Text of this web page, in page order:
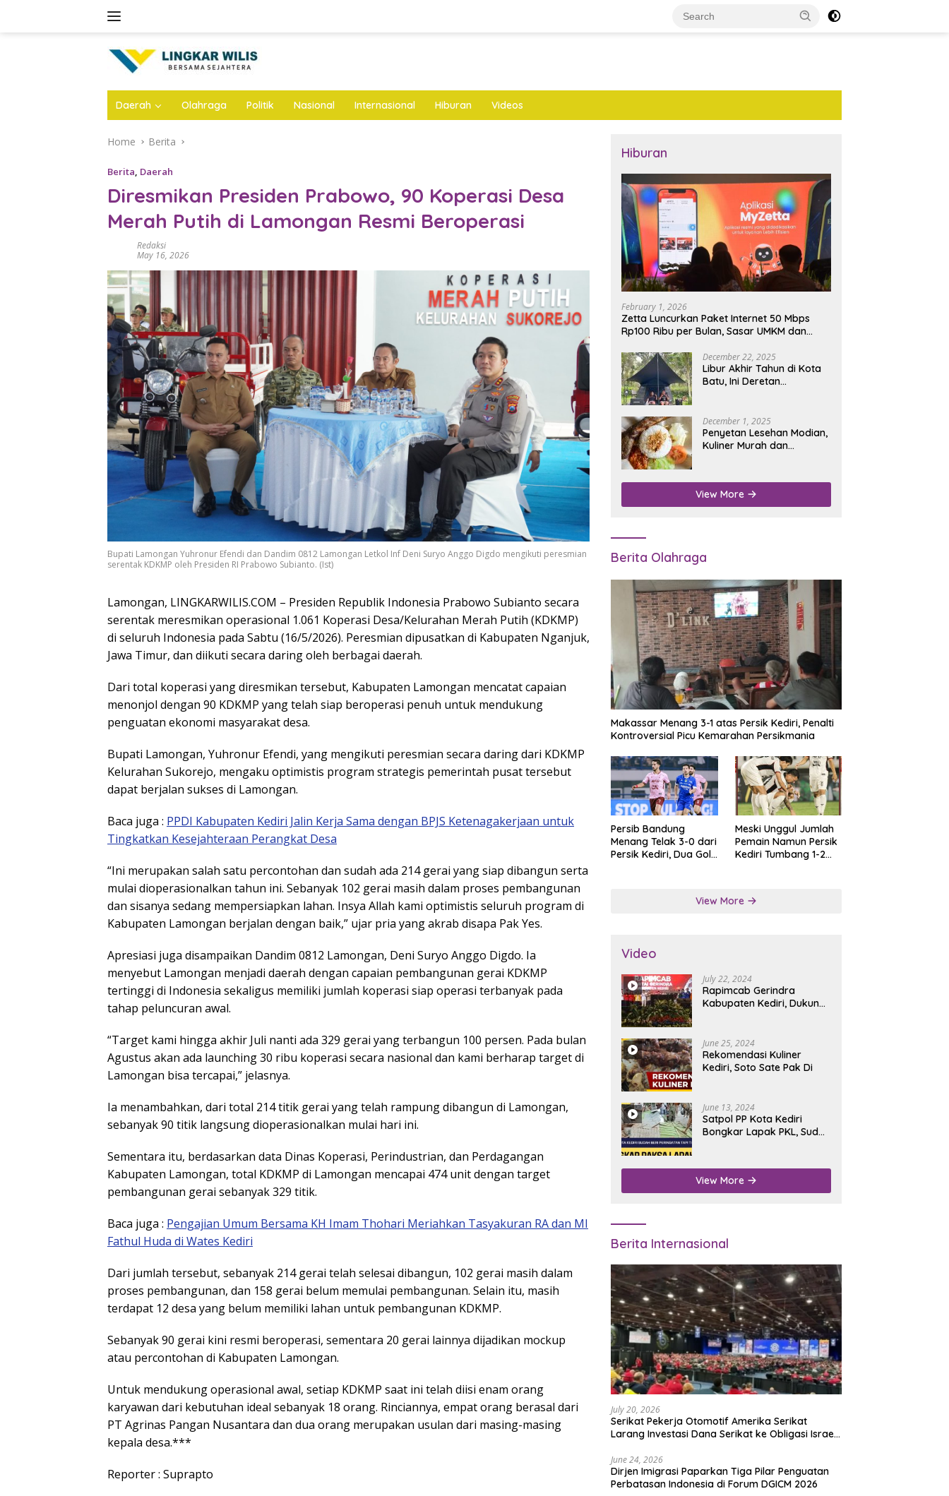
Daerah Olahraga Politik Nasional Internasional Hiburan Videos
Home Berita
Berita, Daerah
Diresmikan Presiden Prabowo, 90 Koperasi Desa
Merah Putih di Lamongan Resmi Beroperasi
Redaksi
May 16, 2026
Bupati Lamongan Yuhronur Efendi dan Dandim 0812 Lamongan Letkol Inf Deni Suryo Anggo Digdo mengikuti peresmian
serentak KDKMP oleh Presiden RI Prabowo Subianto. (Ist)
Lamongan, LINGKARWILIS.COM – Presiden Republik Indonesia Prabowo Subianto secara
serentak meresmikan operasional 1.061 Koperasi Desa/Kelurahan Merah Putih (KDKMP)
di seluruh Indonesia pada Sabtu (16/5/2026). Peresmian dipusatkan di Kabupaten Nganjuk,
Jawa Timur, dan diikuti secara daring oleh berbagai daerah.
Dari total koperasi yang diresmikan tersebut, Kabupaten Lamongan mencatat capaian
menonjol dengan 90 KDKMP yang telah siap beroperasi penuh untuk mendukung
penguatan ekonomi masyarakat desa.
Bupati Lamongan, Yuhronur Efendi, yang mengikuti peresmian secara daring dari KDKMP
Kelurahan Sukorejo, mengaku optimistis program strategis pemerintah pusat tersebut
dapat berjalan sukses di Lamongan.
Baca juga : PPDI Kabupaten Kediri Jalin Kerja Sama dengan BPJS Ketenagakerjaan untuk
Tingkatkan Kesejahteraan Perangkat Desa
“Ini merupakan salah satu percontohan dan sudah ada 214 gerai yang siap dibangun serta
mulai dioperasionalkan tahun ini. Sebanyak 102 gerai masih dalam proses pembangunan
dan sisanya sedang mempersiapkan lahan. Insya Allah kami optimistis seluruh program di
Kabupaten Lamongan berjalan dengan baik,” ujar pria yang akrab disapa Pak Yes.
Apresiasi juga disampaikan Dandim 0812 Lamongan, Deni Suryo Anggo Digdo. Ia
menyebut Lamongan menjadi daerah dengan capaian pembangunan gerai KDKMP
tertinggi di Indonesia sekaligus memiliki jumlah koperasi siap operasi terbanyak pada
tahap peluncuran awal.
“Target kami hingga akhir Juli nanti ada 329 gerai yang terbangun 100 persen. Pada bulan
Agustus akan ada launching 30 ribu koperasi secara nasional dan kami berharap target di
Lamongan bisa tercapai,” jelasnya.
Ia menambahkan, dari total 214 titik gerai yang telah rampung dibangun di Lamongan,
sebanyak 90 titik langsung dioperasionalkan mulai hari ini.
Sementara itu, berdasarkan data Dinas Koperasi, Perindustrian, dan Perdagangan
Kabupaten Lamongan, total KDKMP di Lamongan mencapai 474 unit dengan target
pembangunan gerai sebanyak 329 titik.
Baca juga : Pengajian Umum Bersama KH Imam Thohari Meriahkan Tasyakuran RA dan MI
Fathul Huda di Wates Kediri
Dari jumlah tersebut, sebanyak 214 gerai telah selesai dibangun, 102 gerai masih dalam
proses pembangunan, dan 158 gerai belum memulai pembangunan. Selain itu, masih
terdapat 12 desa yang belum memiliki lahan untuk pembangunan KDKMP.
Sebanyak 90 gerai kini resmi beroperasi, sementara 20 gerai lainnya dijadikan mockup
atau percontohan di Kabupaten Lamongan.
Untuk mendukung operasional awal, setiap KDKMP saat ini telah diisi enam orang
karyawan dari kebutuhan ideal sebanyak 18 orang. Rinciannya, empat orang berasal dari
PT Agrinas Pangan Nusantara dan dua orang merupakan usulan dari masing-masing
kepala desa.***
Reporter : Suprapto
Hiburan
February 1, 2026
Zetta Luncurkan Paket Internet 50 Mbps
Rp100 Ribu per Bulan, Sasar UMKM dan
December 22, 2025
Libur Akhir Tahun di Kota
Batu, Ini Deretan
December 1, 2025
Penyetan Lesehan Modian,
Kuliner Murah dan
Nganjuk
View More
Berita Olahraga
Makassar Menang 3-1 atas Persik Kediri, Penalti
Kontroversial Picu Kemarahan Persikmania
Persib Bandung
Menang Telak 3-0 dari
Persik Kediri, Dua Gol
Meski Unggul Jumlah
Pemain Namun Persik
Kediri Tumbang 1-2
View More
Video
July 22, 2024
Rapimcab Gerindra
Kabupaten Kediri, Dukung
June 25, 2024
Rekomendasi Kuliner
Kediri, Soto Sate Pak Di
June 13, 2024
Satpol PP Kota Kediri
Bongkar Lapak PKL, Sudah
View More
Berita Internasional
July 20, 2026
Serikat Pekerja Otomotif Amerika Serikat
Larang Investasi Dana Serikat ke Obligasi Israel,
June 24, 2026
Dirjen Imigrasi Paparkan Tiga Pilar Penguatan
Perbatasan Indonesia di Forum DGICM 2026